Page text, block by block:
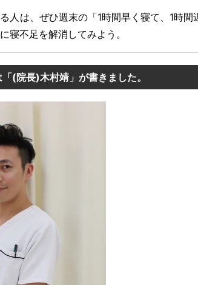
人は、ぜひ週末の「1時間早く寝て、1時
寝不足を解消してみよう。
(院長)木村靖」が書きました。